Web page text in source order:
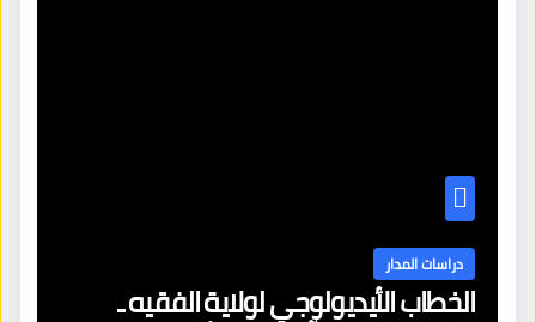
دراسات المدار
الخطاب الأيديولوجي لولاية الفقيه ـ